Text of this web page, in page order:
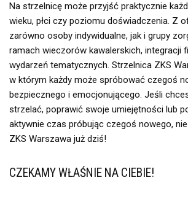
Na strzelnicę może przyjść praktycznie
wieku, płci czy poziomu doświadczenia. Z
zarówno osoby indywidualne, jak i grupy
ramach wieczorów kawalerskich, integracji
wydarzeń tematycznych. Strzelnica ZKS
w którym każdy może spróbować czegoś
bezpiecznego i emocjonującego. Jeśli
strzelać, poprawić swoje umiejętności lub
aktywnie czas próbując czegoś nowego,
ZKS Warszawa już dziś!
CZEKAMY WŁAŚNIE NA CIEBIE!